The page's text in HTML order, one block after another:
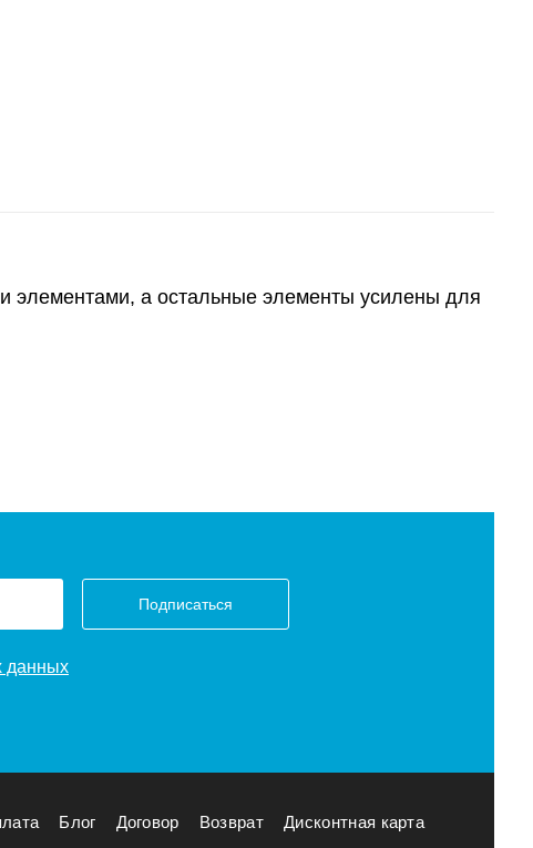
элементами, а остальные элементы усилены для
Подписаться
данных
Блог Договор Возврат Дисконтная карта